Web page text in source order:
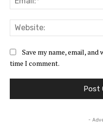
Save my name, email,
time I comment.
-